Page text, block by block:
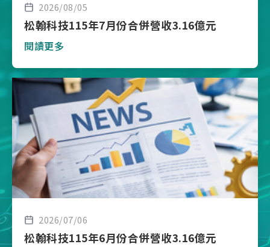
2026/08/05
松翰科技115年7月份合併營收3.16億元
閱讀更多
2026/07/06
松翰科技115年6月份合併營收3.16億元